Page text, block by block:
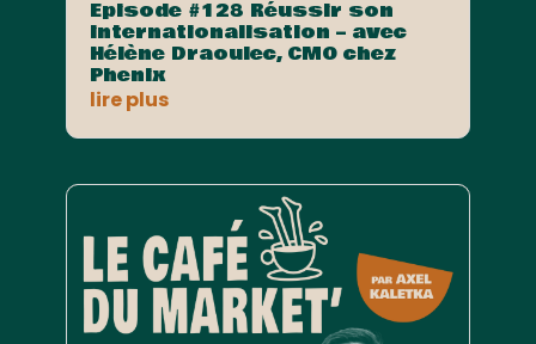
Episode #128 Réussir son
internationalisation – avec
Hélène Draoulec, CMO chez
Phenix
lire plus